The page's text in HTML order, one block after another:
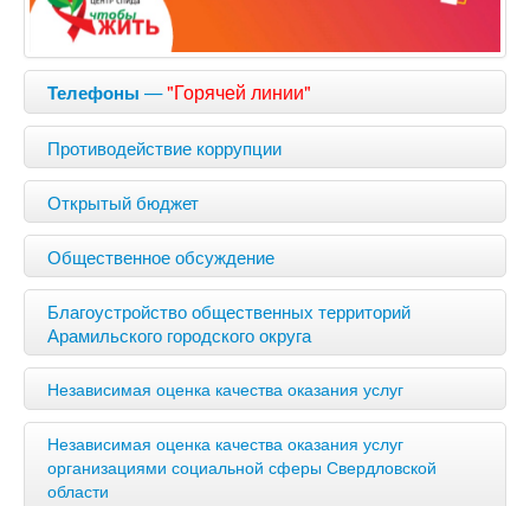
Телефоны —"Горячей линии"
Противодействие коррупции
Открытый бюджет
Общественное обсуждение
Благоустройство общественных территорий
Арамильского городского округа
Независимая оценка качества оказания услуг
Независимая оценка качества оказания услуг
организациями социальной сферы Свердловской
области